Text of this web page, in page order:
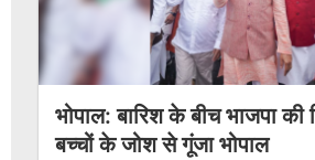
भोपाल: बारिश के बीच भाजपा की
बच्चों के जोश से गूंजा भोपाल